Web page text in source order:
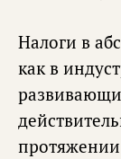
Налоги в
как в
протяжении